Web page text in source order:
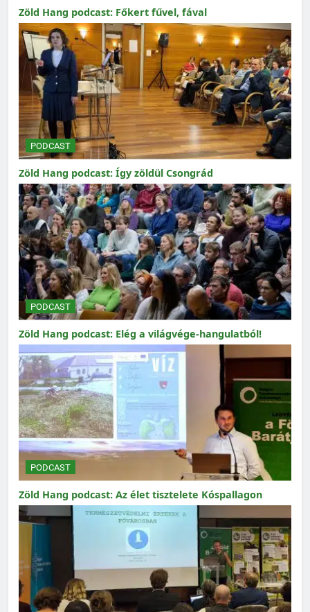
Zöld Hang podcast: Főkert fűvel, fával
PODCAST
Zöld Hang podcast: Így zöldül Csongrád
PODCAST
Zöld Hang podcast: Elég a világvége-hangulatból!
PODCAST
Zöld Hang podcast: Az élet tisztelete Kóspallagon